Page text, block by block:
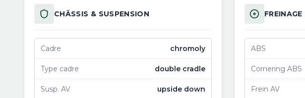
CHÂSSIS & SUSPENSION
Cadre chromoly
Type cadre double cradle
Susp. AV upside down
FREINAGE
ABS
Cornering ABS
Frein AV